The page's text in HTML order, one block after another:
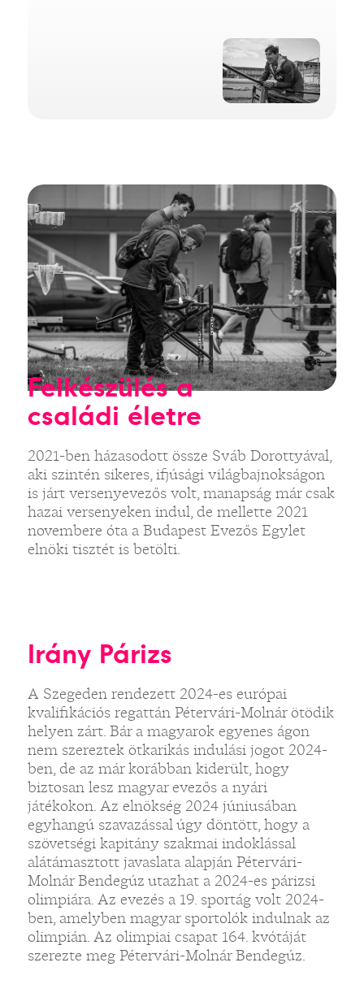
Felkészülés a
családi életre
2021-ben házasodott össze Sváb Dorottyával,
aki szintén sikeres, ifjúsági világbajnokságon
is járt versenyevezős volt, manapság már csak
hazai versenyeken indul, de mellette 2021
novembere óta a Budapest Evezős Egylet
elnöki tisztét is betölti.
Irány Párizs
A Szegeden rendezett 2024-es európai
kvalifikációs regattán Pétervári-Molnár ötödik
helyen zárt. Bár a magyarok egyenes ágon
nem szereztek ötkarikás indulási jogot 2024-
ben, de az már korábban kiderült, hogy
biztosan lesz magyar evezős a nyári
játékokon. Az elnökség 2024 júniusában
egyhangú szavazással úgy döntött, hogy a
szövetségi kapitány szakmai indoklással
alátámasztott javaslata alapján Pétervári-
Molnár Bendegúz utazhat a 2024-es párizsi
olimpiára. Az evezés a 19. sportág volt 2024-
ben, amelyben magyar sportolók indulnak az
olimpián. Az olimpiai csapat 164. kvótáját
szerezte meg Pétervári-Molnár Bendegúz.